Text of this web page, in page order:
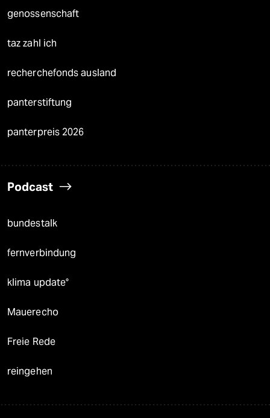
genossenschaft
taz zahl ich
recherchefonds ausland
panterstiftung
panterpreis 2026
Podcast
bundestalk
fernverbindung
klima update°
Mauerecho
Freie Rede
reingehen